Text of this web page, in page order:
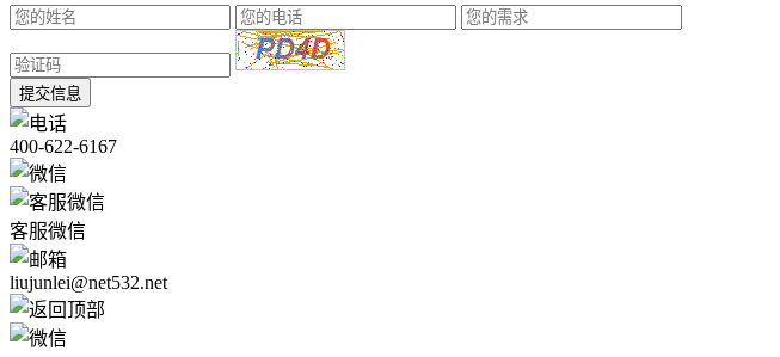
提交信息
400-622-6167
客服微信
liujunlei@net532.net